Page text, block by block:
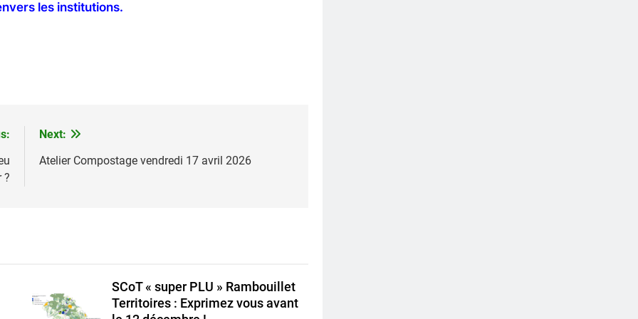
les institutions.
?
Next:
Atelier Compostage vendredi 17 avril 2026
SCoT « super PLU » Rambouillet
Territoires : Exprimez vous avant